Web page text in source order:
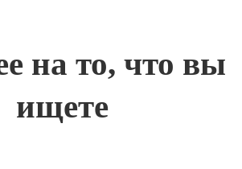
на то, что вы
ищете